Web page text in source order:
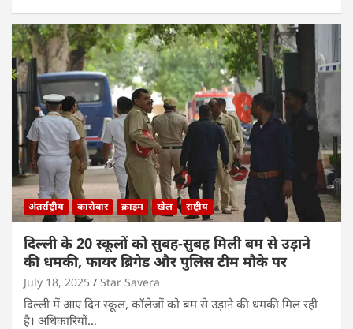
अंतर्राष्ट्रीय कारोबार क्राइम खेल राष्ट्रीय
दिल्ली के 20 स्कूलों को सुबह-सुबह मिली बम से उड़ाने
की धमकी, फायर ब्रिगेड और पुलिस टीम मौके पर
July 18, 2025 Star Savera
दिल्ली में आए दिन स्कूल, कॉलेजों को बम से उड़ाने की धमकी मिल रही
है। अधिकारियों…